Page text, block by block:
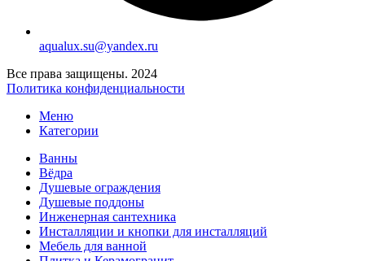
aqualux.su@yandex.ru
Все права защищены. 2024
Политика конфиденциальности
Меню
Категории
Ванны
Вёдра
Душевые ограждения
Душевые поддоны
Инженерная сантехника
Инсталляции и кнопки для инсталляций
Мебель для ванной